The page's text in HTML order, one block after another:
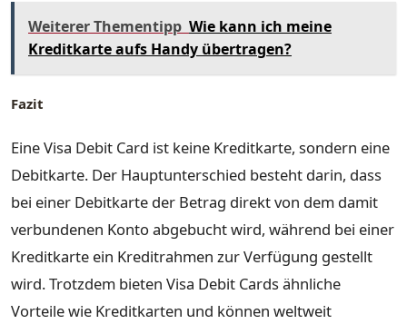
Weiterer Thementipp Wie kann ich meine
Kreditkarte aufs Handy übertragen?
Fazit
Eine Visa Debit Card ist keine Kreditkarte, sondern eine
Debitkarte. Der Hauptunterschied besteht darin, dass
bei einer Debitkarte der Betrag direkt von dem damit
verbundenen Konto abgebucht wird, während bei einer
Kreditkarte ein Kreditrahmen zur Verfügung gestellt
wird. Trotzdem bieten Visa Debit Cards ähnliche
Vorteile wie Kreditkarten und können weltweit